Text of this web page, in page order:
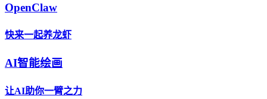
OpenClaw
快来一起养龙虾
AI智能绘画
让AI助你一臂之力